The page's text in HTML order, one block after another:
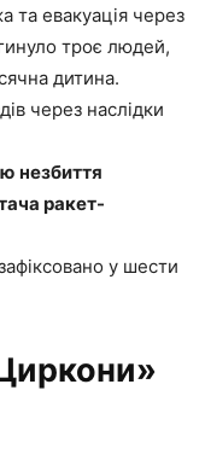
та евакуація через
троє людей,
дитина.
через наслідки
незбиття
ракет-
у шести